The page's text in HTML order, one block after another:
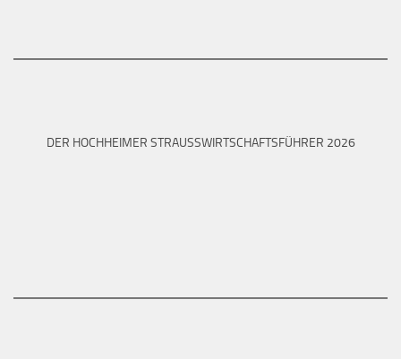
DER HOCHHEIMER STRAUSSWIRTSCHAFTSFÜHRER 2026